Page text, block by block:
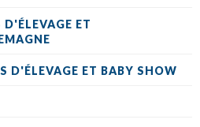
ET
D'ÉLEVAGE ET BABY SHOW